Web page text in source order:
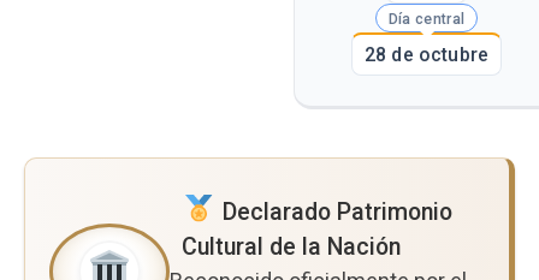
Día central
28 de octubre
Declarado Patrimonio
Cultural de la Nación